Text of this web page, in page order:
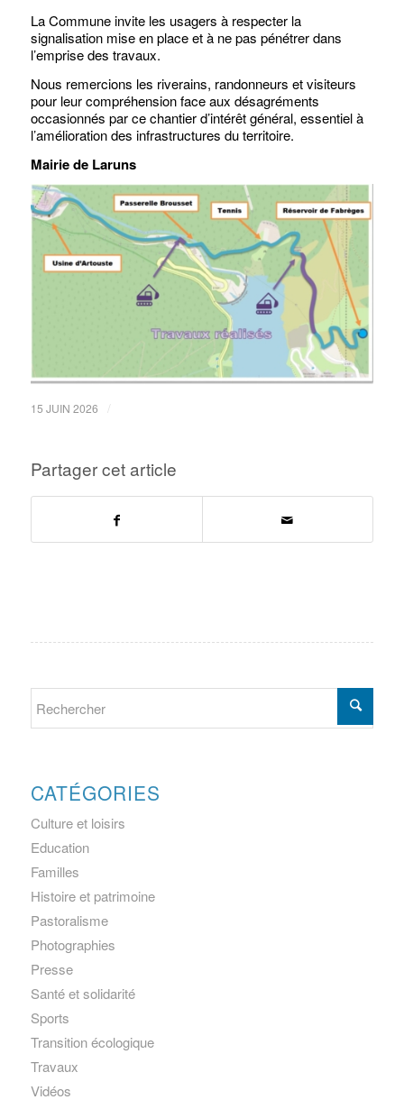
La Commune invite les usagers à respecter la
signalisation mise en place et à ne pas pénétrer dans
l’emprise des travaux.
Nous remercions les riverains, randonneurs et visiteurs
pour leur compréhension face aux désagréments
occasionnés par ce chantier d’intérêt général, essentiel à
l’amélioration des infrastructures du territoire.
Mairie de Laruns
15 JUIN 2026
Partager cet article
CATÉGORIES
Culture et loisirs
Education
Familles
Histoire et patrimoine
Pastoralisme
Photographies
Presse
Santé et solidarité
Sports
Transition écologique
Travaux
Vidéos